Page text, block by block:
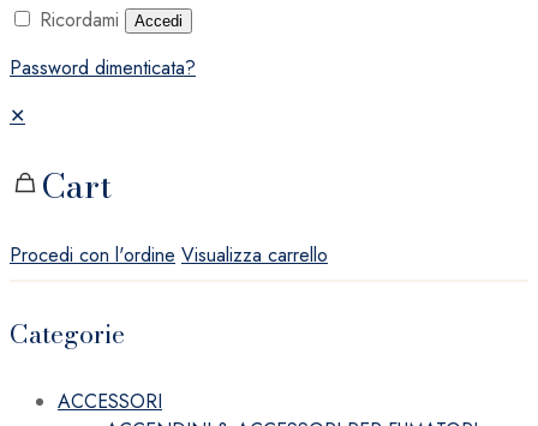
Ricordami Accedi
Password dimenticata?
✕
Cart
Procedi con l'ordine Visualizza carrello
Categorie
ACCESSORI